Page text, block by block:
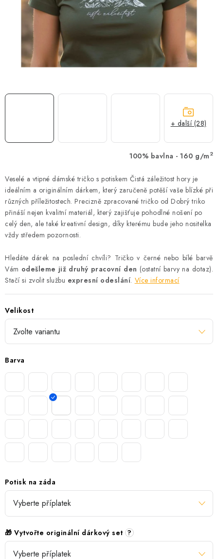
PROVIZNÍ SYSTÉM
O nás Časté otázky
Obchodní podmínky
Zásady zpracování ochrany osobních údajů
Napište nám
100% bavlna - 160 g/m 2
Veselé a vtipné dámské tričko s potiskem Čistá záležitost hory je
ideálním a originálním dárkem, který zaručeně potěší vaše blízké při
různých příležitostech. Precizně zpracované tričko od Dobrý triko
přináší nejen kvalitní materiál, který zajišťuje pohodlné nošení po
celý den, ale také kreativní design, díky kterému bude jeho nositelka
vždy středem pozornosti.
Hledáte dárek na poslední chvíli? Tričko v černé nebo bílé barvě
Vám odešleme již druhý pracovní den (ostatní barvy na dotaz).
Stačí si zvolit službu expresní odeslání. Více informací
Velikost
Barva
Potisk na záda
🎁 Vytvořte originální dárkový set ?
+ další (28)